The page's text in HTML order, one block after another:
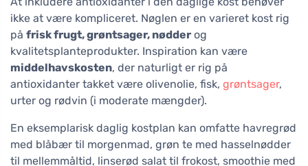
ikke at være kompliceret. Nøglen er en varieret kost rig
på frisk frugt, grøntsager, nødder og
kvalitetsplanteprodukter. Inspiration kan være
middelhavskosten, der naturligt er rig på
antioxidanter takket være olivenolie, fisk, grøntsager,
urter og rødvin (i moderate mængder).
En eksemplarisk daglig kostplan kan omfatte havregrød
med blåbær til morgenmad, grøn te med hasselnødder
til mellemmåltid, linserød salat til frokost, smoothie med